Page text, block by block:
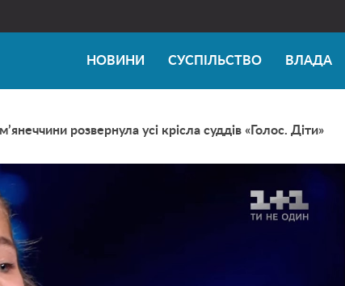
НОВИНИ СУСПІЛЬСТВО ВЛАДА
розвернула усі крісла суддів «Голос. Діти»